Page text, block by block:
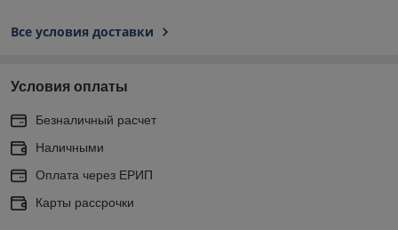
Все условия доставки
Условия оплаты
Безналичный расчет
Наличными
Оплата через ЕРИП
Карты рассрочки